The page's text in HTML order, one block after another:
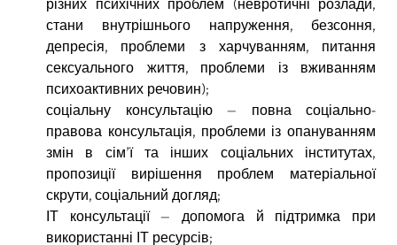
стани внутрішнього напруження, безсоння,
депресія, проблеми з харчуванням, питання
сексуального життя, проблеми із вживанням
психоактивних речовин);
соціальну консультацію – повна соціально-
правова консультація, проблеми із опануванням
змін в сім’ї та інших соціальних інститутах,
пропозиції вирішення проблем матеріальної
скрути, соціальний догляд;
ІТ консультації – допомога й підтримка при
використанні ІТ ресурсів;